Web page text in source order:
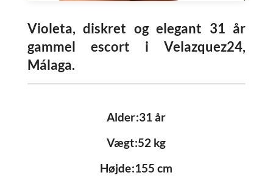
Violeta, diskret og elegant 31 år
gammel escort i Velazquez24,
Málaga.
Alder 31 år
Vægt 52 kg
Højde 155 cm